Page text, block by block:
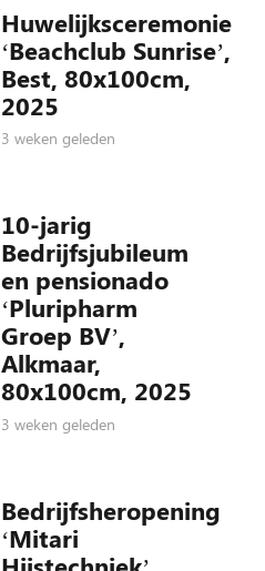
Huwelijksceremonie
‘Beachclub Sunrise’,
Best, 80x100cm,
2025
3 weken geleden
10-jarig
Bedrijfsjubileum
en pensionado
‘Pluripharm
Groep BV’,
Alkmaar,
80x100cm, 2025
3 weken geleden
Bedrijfsheropening
‘Mitari